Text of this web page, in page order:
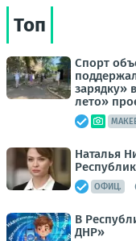
Топ
Спорт
зарядку»
лето»
Наталья
ОФИЦ.
В
ДНР»